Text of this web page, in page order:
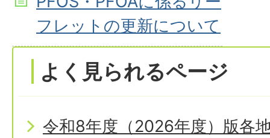
フレットの更新について
よく見られるページ
令和8年度（2026年度）版各